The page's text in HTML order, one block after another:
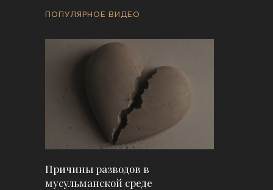
ПОПУЛЯРНОЕ ВИДЕО
Причины разводов в
мусульманской среде